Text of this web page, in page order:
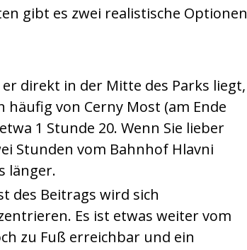
gibt es zwei realistische Optionen
direkt in der Mitte des Parks liegt,
von Cerny Most (am Ende
1 Stunde 20. Wenn Sie lieber
Stunden vom Bahnhof Hlavni
länger.
des Beitrags wird sich
Es ist etwas weiter vom
zu Fuß erreichbar und ein